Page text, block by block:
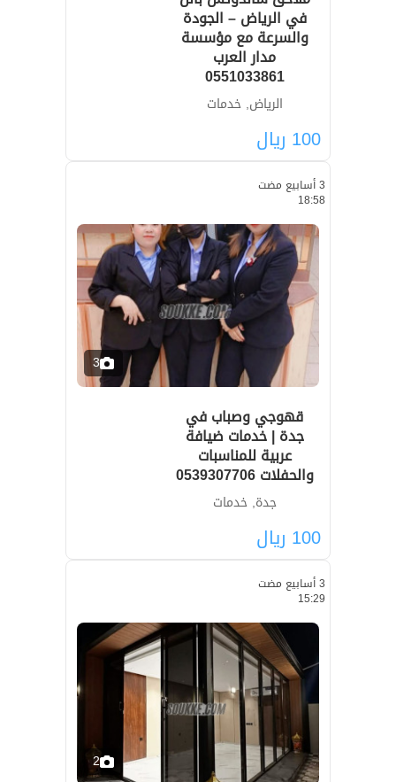
في الرياض – الجودة
والسرعة مع مؤسسة
مدار العرب
0551033861
الرياض, خدمات
100 ريال
3 أسابيع مضت
18:58
3
قهوجي وصباب في
جدة | خدمات ضيافة
عربية للمناسبات
والحفلات 0539307706
جدة, خدمات
100 ريال
3 أسابيع مضت
15:29
2